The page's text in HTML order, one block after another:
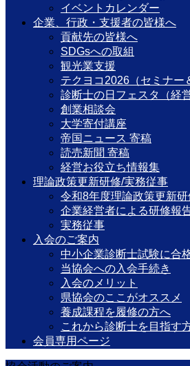
イベントカレンダー
企業、行政・支援者の皆様へ
貢献先の皆様へ
SDGsへの取組
観光業支援
テクヨコ2026（セミナー
診断士の日フェスタ（経
創業相談会
大学寄付講座
帝国ニュース 寄稿
読売新聞 寄稿
経営お役立ち情報集
理論政策更新研修/実務従事
令和8年度理論政策更新研
企業経営者による研修報
実務従事
入会のご案内
中小企業診断士試験に合
当協会への入会手続き
入会のメリット
県協会のここがオススメ
養成課程を履修の方へ
これから診断士を目指す
会員専用ページ